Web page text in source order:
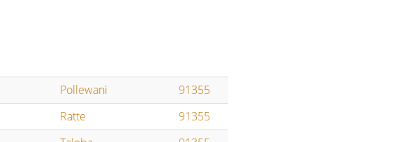
Pollewani
91355
Ratte
91355